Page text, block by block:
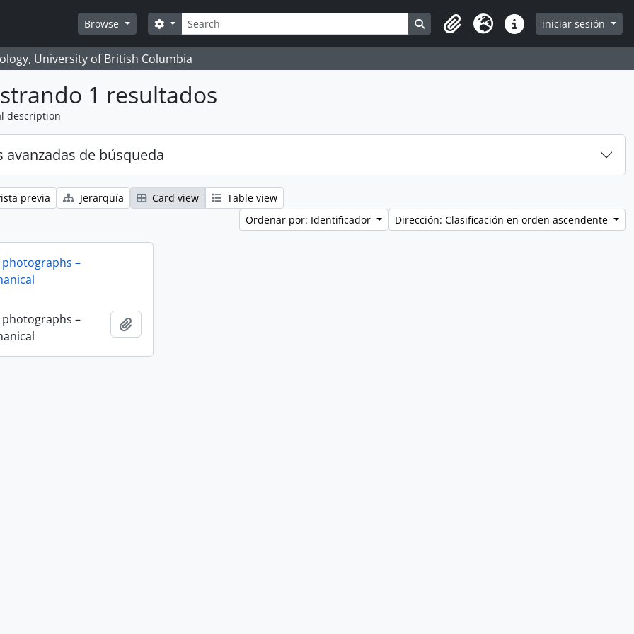
Browse
Búsqueda
Search options Search in browse page
Clipboard
Idioma Enlaces rápidos
iniciar sesión
University of British Columbia
1 resultados
description
avanzadas de búsqueda
previa Jerarquía Card view
Table view
Ordenar por: Identificador
Dirección: Clasificación en orden ascendente
–
–